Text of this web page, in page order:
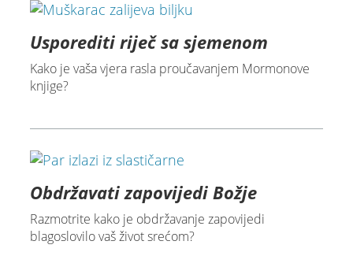
Usporediti riječ sa sjemenom
Kako je vaša vjera rasla proučavanjem Mormonove
knjige?
Obdržavati zapovijedi Božje
Razmotrite kako je obdržavanje zapovijedi
blagoslovilo vaš život srećom?